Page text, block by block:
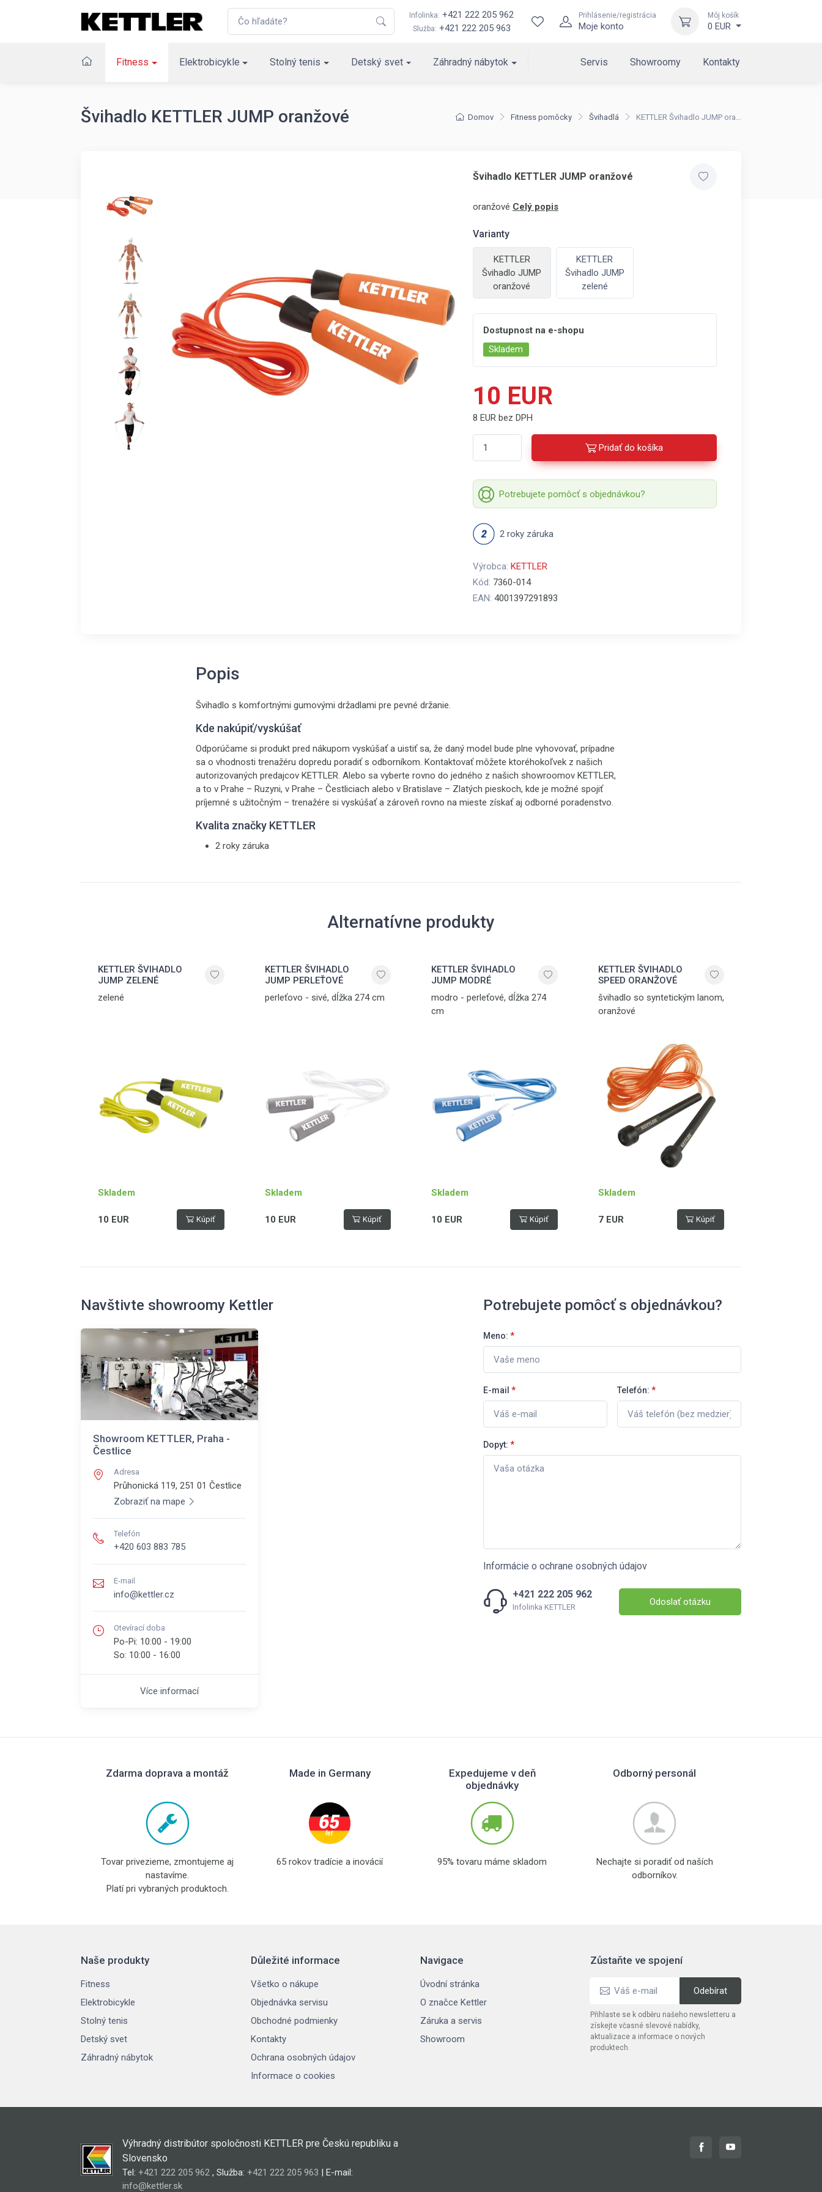
Infolinka: +421 222 205 962
Služba: +421 222 205 963
Prihlásenie/registrácia
Moje konto
Môj košík
0 EUR
Fitness Elektrobicykle Stolný tenis Detský svet Záhradný nábytok Servis Showroomy Kontakty
Domov Fitness pomôcky Švihadlá KETTLER Švihadlo JUMP oranžové
Švihadlo KETTLER JUMP oranžové
Švihadlo KETTLER JUMP oranžové
oranžové Celý popis
Varianty
KETTLER
Švihadlo JUMP
oranžové
KETTLER
Švihadlo JUMP
zelené
Dostupnost na e-shopu
Skladem
10 EUR
8 EUR bez DPH
Pridať do košíka
Potrebujete pomôcť s objednávkou?
2 roky záruka
Výrobca: KETTLER
Kód: 7360-014
EAN: 4001397291893
Popis
Švihadlo s komfortnými gumovými držadlami pre pevné držanie.
Kde nakúpiť/vyskúšať
Odporúčame si produkt pred nákupom vyskúšať a uistiť sa, že daný model bude plne vyhovovať, prípadne
sa o vhodnosti trenažéru dopredu poradiť s odborníkom. Kontaktovať môžete ktoréhokoľvek z našich
autorizovaných predajcov KETTLER. Alebo sa vyberte rovno do jedného z našich showroomov KETTLER,
a to v Prahe – Ruzyni, v Prahe – Čestliciach alebo v Bratislave – Zlatých pieskoch, kde je možné spojiť
príjemné s užitočným – trenažére si vyskúšať a zároveň rovno na mieste získať aj odborné poradenstvo.
Kvalita značky KETTLER
2 roky záruka
Alternatívne produkty
KETTLER ŠVIHADLO
JUMP ZELENÉ
zelené
Skladem
10 EUR Kúpiť
KETTLER ŠVIHADLO
JUMP PERLEŤOVÉ
perleťovo - sivé, dĺžka 274 cm
Skladem
10 EUR Kúpiť
KETTLER ŠVIHADLO
JUMP MODRÉ
modro - perleťové, dĺžka 274
cm
Skladem
10 EUR Kúpiť
KETTLER ŠVIHADLO
SPEED ORANŽOVÉ
švihadlo so syntetickým lanom,
oranžové
Skladem
7 EUR Kúpiť
Navštivte showroomy Kettler
Showroom KETTLER, Praha -
Čestlice
Adresa
Průhonická 119, 251 01 Čestlice
Zobraziť na mape
Telefón
+420 603 883 785
E-mail
info@kettler.cz
Otevírací doba
Po-Pi: 10:00 - 19:00
So: 10:00 - 16:00
Více informací
Potrebujete pomôcť s objednávkou?
Meno: *
E-mail * Telefón: *
Dopyt: *
Informácie o ochrane osobných údajov
+421 222 205 962
Infolinka KETTLER Odoslať otázku
Zdarma doprava a montáž
Tovar privezieme, zmontujeme aj
nastavíme.
Platí pri vybraných produktoch.
Made in Germany
65 rokov tradície a inovácií
Expedujeme v deň
objednávky
95% tovaru máme skladom
Odborný personál
Nechajte si poradiť od naších
odborníkov.
Naše produkty
Fitness
Elektrobicykle
Stolný tenis
Detský svet
Záhradný nábytok
Důležité informace
Všetko o nákupe
Objednávka servisu
Obchodné podmienky
Kontakty
Ochrana osobných údajov
Informace o cookies
Navigace
Úvodní stránka
O značce Kettler
Záruka a servis
Showroom
Zůstaňte ve spojení
Přihlaste se k odběru našeho newsletteru a
získejte včasné slevové nabídky,
aktualizace a informace o nových
produktech.
Výhradný distribútor spoločnosti KETTLER pre Českú republiku a
Slovensko
Tel: +421 222 205 962, Služba: +421 222 205 963 | E-mail:
info@kettler.sk